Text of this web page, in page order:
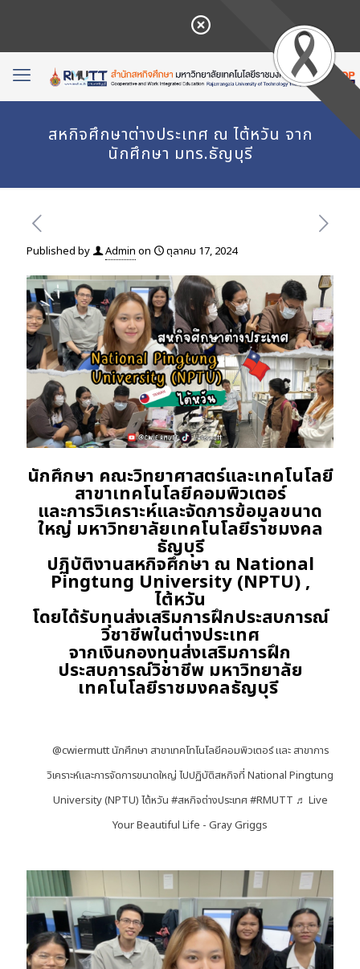
สหกิจศึกษาต่างประเทศ ณ ไต้หวัน จาก
นักศึกษา มทร.ธัญบุรี
Published by Admin on ตุลาคม 17, 2024
นักศึกษา คณะวิทยาศาสตร์และเทคโนโลยี
สาขาเทคโนโลยีคอมพิวเตอร์
และการวิเคราะห์และจัดการข้อมูลขนาด
ใหญ่ มหาวิทยาลัยเทคโนโลยีราชมงคล
ธัญบุรี
ปฏิบัติงานสหกิจศึกษา ณ National
Pingtung University (NPTU) ,
ไต้หวัน
โดยได้รับทุนส่งเสริมการฝึกประสบการณ์
วิชาชีพในต่างประเทศ
จากเงินกองทุนส่งเสริมการฝึก
ประสบการณ์วิชาชีพ มหาวิทยาลัย
เทคโนโลยีราชมงคลธัญบุรี
@cwiermuttนักศึกษา สาขาเทคโทโนโลยีคอมพิวเตอร์ และ สาขาการ
วิเคราะห์และการจัดการขนาดใหญ่ ไปปฏิบัติสหกิจที่ National Pingtung
University (NPTU) ไต้หวัน #สหกิจต่างประเทศ#RMUTT ♬ Live
Your Beautiful Life - Gray Griggs